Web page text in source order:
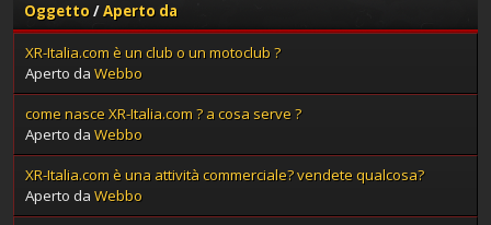
Oggetto/Aperto da
XR-Italia.com è un club o un motoclub ?
Aperto da Webbo
come nasce XR-Italia.com ? a cosa serve ?
Aperto da Webbo
XR-Italia.com è una attività commerciale? vendete qualcosa?
Aperto da Webbo